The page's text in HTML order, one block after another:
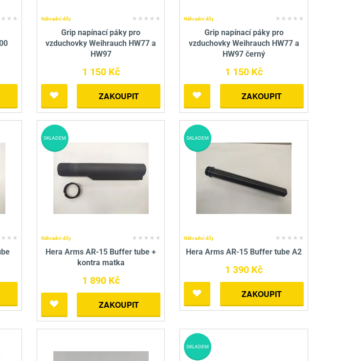
Náhradní díly
Grip napínací páky pro
vzduchovky Weihrauch HW77 a
HW97
1 150 Kč
ZAKOUPIT
Náhradní díly
Grip napínací páky pro
vzduchovky Weihrauch HW77 a
HW97 černý
1 150 Kč
ZAKOUPIT
Náhradní díly
Hera Arms AR-15 Buffer tube +
kontra matka
1 890 Kč
ZAKOUPIT
SKLADEM
Náhradní díly
Hera Arms AR-15 Buffer tube A2
1 390 Kč
ZAKOUPIT
SKLADEM
SKLADEM